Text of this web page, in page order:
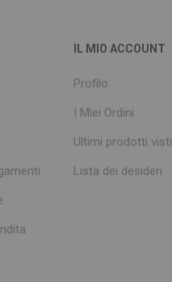
IL MIO ACCOUNT
Profilo
I Miei Ordini
Ultimi prodotti visti
Lista dei desideri